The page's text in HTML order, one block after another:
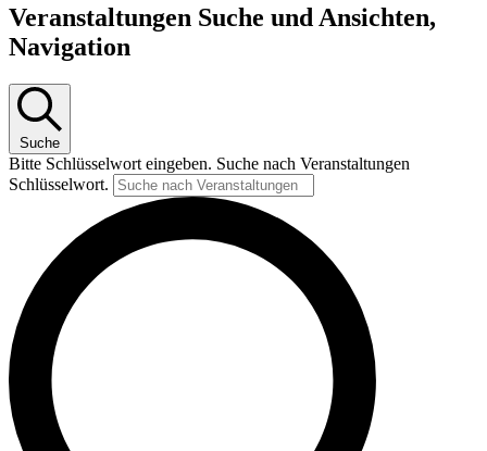
Veranstaltungen
Veranstaltungen Suche und Ansichten,
Navigation
Suche
Bitte Schlüsselwort eingeben. Suche nach Veranstaltungen
Schlüsselwort.